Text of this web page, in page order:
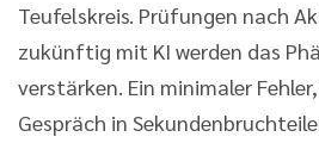
Teufelskreis. Prüfungen nach
zukünftig mit KI werden das
verstärken. Ein minimaler
Gespräch in